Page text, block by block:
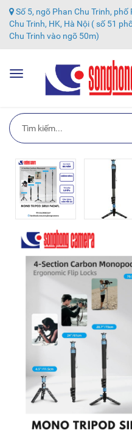
Số 5, ngõ Phan Chu Trinh, phố
Chu Trinh, HK, Hà Nội ( số 51
Chu Trinh vào ngõ 50m)
Toggle
navigation